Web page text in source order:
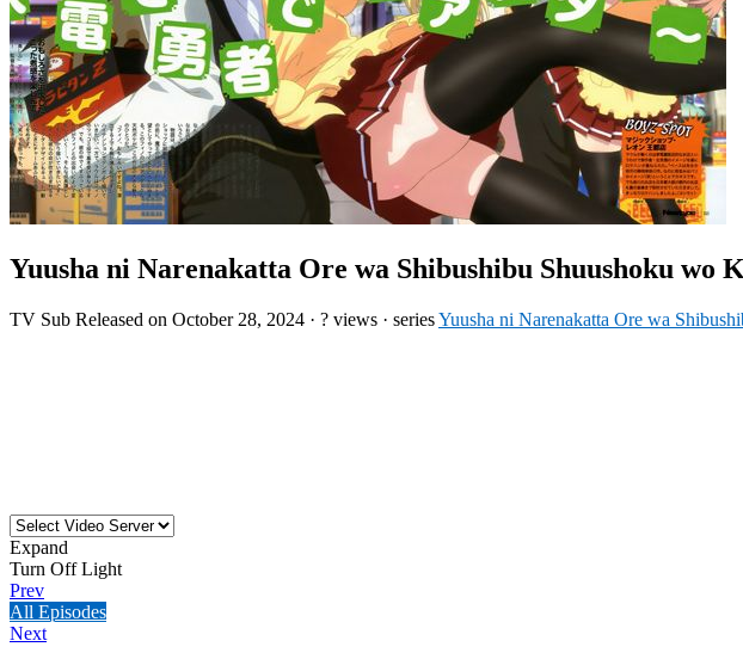
Yuusha ni Narenakatta Ore wa Shibushibu Shuushoku wo
TV Sub Released on October 28, 2024 · ? views · seriesYuusha ni Narenakatta Ore wa
Expand
Turn Off Light
Prev
All Episodes
Next